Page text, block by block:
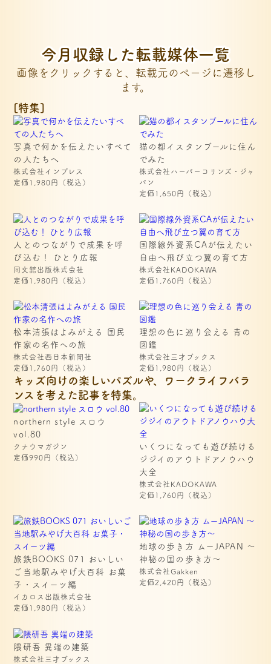
今月収録した転載媒体一覧
画像をクリックすると、転載元のページに遷移し
ます。
[特集]
写真で何かを伝えたいすべて
の人たちへ
株式会社インプレス
定価1,980円（税込）
猫の都イスタンブールに住ん
でみた
株式会社ハーパーコリンズ・ジャ
パン
定価1,650円（税込）
人とのつながりで成果を呼
び込む！ ひとり広報
同文舘出版株式会社
定価1,980円（税込）
国際線外資系CAが伝えたい
自由へ飛び立つ翼の育て方
株式会社KADOKAWA
定価1,760円（税込）
松本清張はよみがえる 国民
作家の名作への旅
株式会社西日本新聞社
定価1,760円（税込）
理想の色に巡り会える 青の
図鑑
株式会社三才ブックス
定価1,980円（税込）
キッズ向けの楽しいパズルや、ワークライフバラ
ンスを考えた記事を特集。
northern style スロウ
vol.80
クナウマガジン
定価990円（税込）
いくつになっても遊び続ける
ジジイのアウトドアノウハウ
大全
株式会社KADOKAWA
定価1,760円（税込）
旅鉄BOOKS 071 おいしい
ご当地駅みやげ大百科 お菓
子・スイーツ編
イカロス出版株式会社
定価1,980円（税込）
地球の歩き方 ムーJAPAN ～
神秘の国の歩き方～
株式会社Gakken
定価2,420円（税込）
隈研吾 異端の建築
株式会社三才ブックス